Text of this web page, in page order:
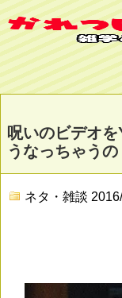
呪いのビデオ
うなっちゃうの
ネタ・雑談